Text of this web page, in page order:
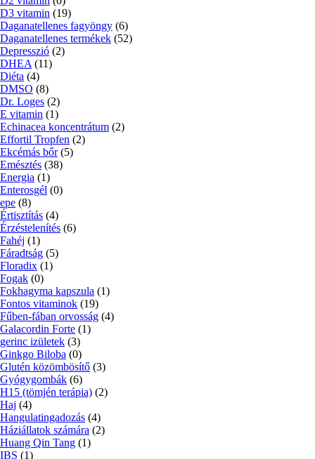
D3 vitamin (19)
Daganatellenes fagyöngy (6)
Daganatellenes termékek (52)
Depresszió (2)
DHEA (11)
Diéta (4)
DMSO (8)
Dr. Loges (2)
E vitamin (1)
Echinacea koncentrátum (2)
Effortil Tropfen (2)
Ekcémás bőr (5)
Emésztés (38)
Energia (1)
Enterosgél (0)
epe (8)
Értisztítás (4)
Érzéstelenítés (6)
Fahéj (1)
Fáradtság (5)
Floradix (1)
Fogak (0)
Fokhagyma kapszula (1)
Fontos vitaminok (19)
Fűben-fában orvosság (4)
Galacordin Forte (1)
gerinc izületek (3)
Ginkgo Biloba (0)
Glutén közömbösítő (3)
Gyógygombák (6)
H15 (tömjén terápia) (2)
Haj (4)
Hangulatingadozás (4)
Háziállatok számára (2)
Huang Qin Tang (1)
IBS (1)